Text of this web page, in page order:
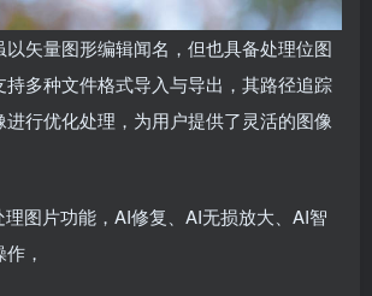
矢量图形编辑闻名，但也具备处理位图
持多种文件格式导入与导出，其路径追踪
进行优化处理，为用户提供了灵活的图像
图片功能，AI修复、AI无损放大、AI智
，